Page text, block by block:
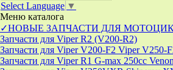
Select Language ▼
Меню каталога
✓НОВЫЕ ЗАПЧАСТИ ДЛЯ
Запчасти для Viper R2 (V200-R2)
Запчасти для Viper V200-F2 Viper V250-
Запчасти для Viper R1 G-max 250cc